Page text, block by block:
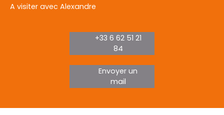
A visiter avec Alexandre
+33 6 62 51 21
84
Envoyer un
mail